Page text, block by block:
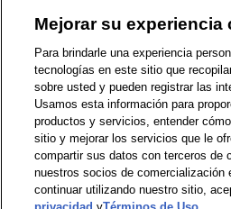
1-800-679-9691 | Contáctenos |
Política de Privacidad | WA
Zona de Bienestar | ©
Mejorar su experiencia
Para brindarle una experiencia
tecnologías en este sitio que
sobre usted y pueden registrar las
Usamos esta información para
productos y servicios, entender
sitio y mejorar los servicios que le
compartir sus datos con terceros de
nuestros socios de comercialización
continuar utilizando nuestro sitio,